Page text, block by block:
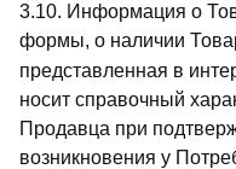
3.10. Информация о
формы, о наличии
представленная в
носит справочный
Продавца при
возникновения у